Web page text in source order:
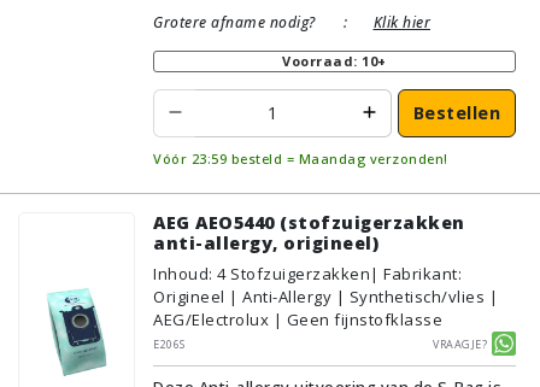
Grotere afname nodig?
: Klik hier
Voorraad: 10+
Bestellen
Vóór 23:59 besteld = Maandag verzonden!
AEG AEO5440 (stofzuigerzakken
anti-allergy, origineel)
Inhoud: 4 Stofzuigerzakken| Fabrikant:
Origineel | Anti-Allergy | Synthetisch/vlies |
AEG/Electrolux | Geen fijnstofklasse
E206S
Vraagje?